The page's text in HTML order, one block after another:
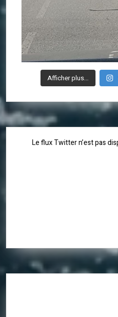
Afficher plus...
Le flux Twitter n’est pas